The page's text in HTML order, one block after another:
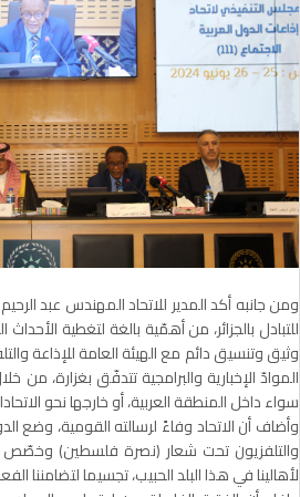
ومن جانبه أكد المدير للاتحاد المهندس عبد
للتبادل بالجزائر، من أهمّية بالغة لتغطية
وثيق وتنسيق دائم مع الهيئة العامة للإذاعة
الموادّ الإخبارية والبرامجية تتدفّق بغزارة، من
سواء داخل المنطقة العربية، أو خارجها نحو
والتلفزيون تحت شعار (نصرة فلسطين) وخصّص
لأهالينا في هذا البلد الحبيب، تجسيما لتضامننا